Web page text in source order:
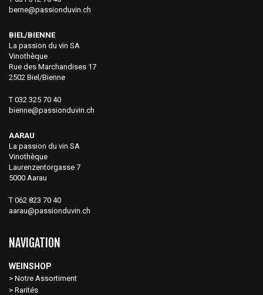
berne@passionduvin.ch
BIEL/BIENNE
La passion du vin SA
Vinothèque
Rue des Marchandises 17
2502 Biel/Bienne
T 032 325 70 40
bienne@passionduvin.ch
AARAU
La passion du vin SA
Vinothèque
Laurenzentorgasse 7
5000 Aarau
T 062 823 70 40
aarau@passionduvin.ch
NAVIGATION
WEINSHOP
Notre Assortiment
Rarités